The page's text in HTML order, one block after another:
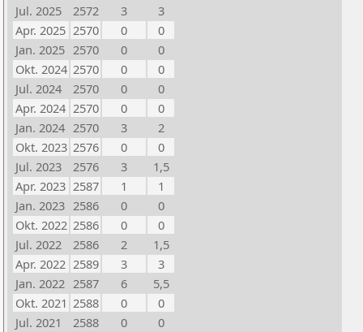
Jul. 2025
2572 3
3
Apr. 2025 2570 0
0
Jan. 2025 2570 0
0
Okt. 2024 2570 0
0
Jul. 2024
2570 0
0
Apr. 2024 2570 0
0
Jan. 2024 2570 3
2
Okt. 2023 2576 0
0
Jul. 2023
2576 3
1,5
Apr. 2023 2587 1
1
Jan. 2023 2586 0
0
Okt. 2022 2586 0
0
Jul. 2022
2586 2
1,5
Apr. 2022 2589 3
3
Jan. 2022 2587 6
5,5
Okt. 2021 2588 0
0
Jul. 2021
2588 0
0